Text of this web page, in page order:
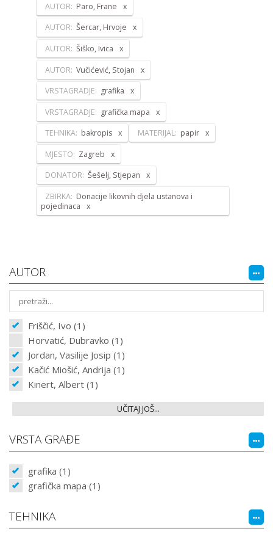
AUTOR: Paro, Frane
AUTOR: Šercar, Hrvoje
AUTOR: Šiško, Ivica
AUTOR: Vučićević, Stojan
VRSTAGRADJE: grafika
VRSTAGRADJE: grafička mapa
TEHNIKA: bakropis MATERIJAL: papir
MJESTO: Zagreb
DONATOR: Šešelj, Stjepan
ZBIRKA: Donacije likovnih djela ustanova i
pojedinaca
AUTOR
Friščić, Ivo (1)
Horvatić, Dubravko (1)
Jordan, Vasilije Josip (1)
Kačić Miošić, Andrija (1)
Kinert, Albert (1)
UČITAJ JOŠ...
VRSTA GRAĐE
grafika (1)
grafička mapa (1)
TEHNIKA